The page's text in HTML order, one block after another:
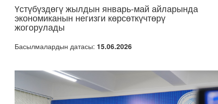
Үстүбүздөгү жылдын январь-май айларында
экономиканын негизги көрсөткүчтөрү
жогорулады
Басылмалардын датасы: 15.06.2026